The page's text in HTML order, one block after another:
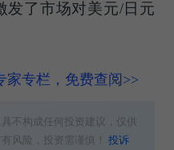
发了市场对美元/日元
家专栏，免费查阅>>
不构成任何投资建议，仅供
风险，投资需谨慎！投诉